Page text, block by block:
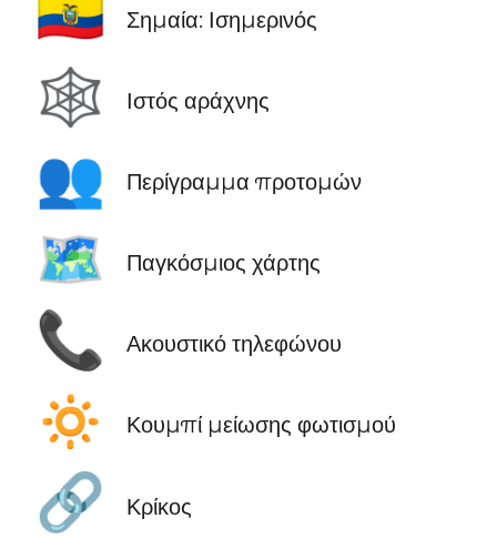
🇪🇨 Σημαία: Ισημερινός
🕸️ Ιστός αράχνης
👥 Περίγραμμα προτομών
🗺️ Παγκόσμιος χάρτης
📞 Ακουστικό τηλεφώνου
🔅 Κουμπί μείωσης φωτισμού
🔗 Κρίκος